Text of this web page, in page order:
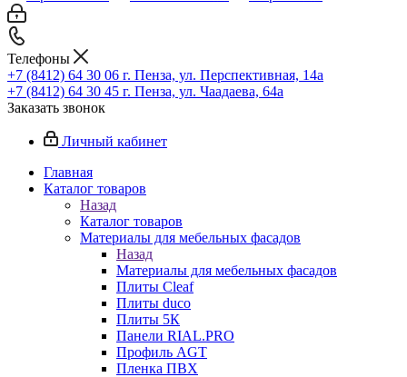
Телефоны
+7 (8412) 64 30 06 г. Пенза, ул. Перспективная, 14а
+7 (8412) 64 30 45 г. Пенза, ул. Чаадаева, 64а
Заказать звонок
Личный кабинет
Главная
Каталог товаров
Назад
Каталог товаров
Материалы для мебельных фасадов
Назад
Материалы для мебельных фасадов
Плиты Cleaf
Плиты duco
Плиты 5К
Панели RIAL.PRO
Профиль AGT
Пленка ПВХ